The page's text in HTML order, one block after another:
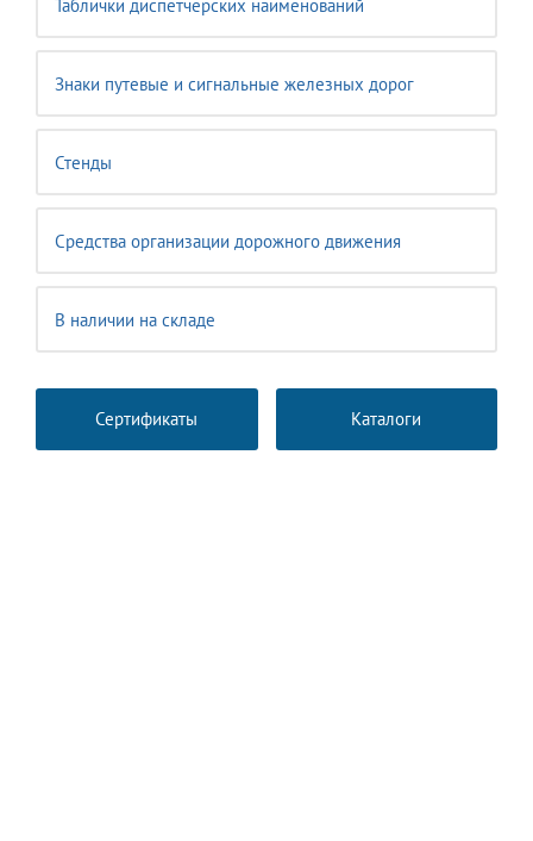
Таблички диспетчерских наименований
Знаки путевые и сигнальные железных дорог
Стенды
Средства организации дорожного движения
В наличии на складе
Сертификаты Каталоги